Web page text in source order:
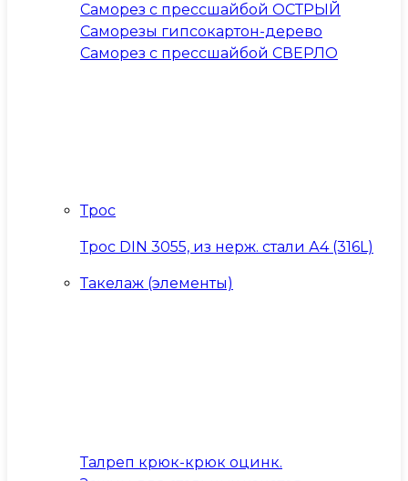
Саморез с прессшайбой ОСТРЫЙ
Саморезы гипсокартон-дерево
Саморез с прессшайбой СВЕРЛО
Трос
Трос DIN 3055, из нерж. стали А4 (316L)
Такелаж (элементы)
Талреп крюк-крюк оцинк.